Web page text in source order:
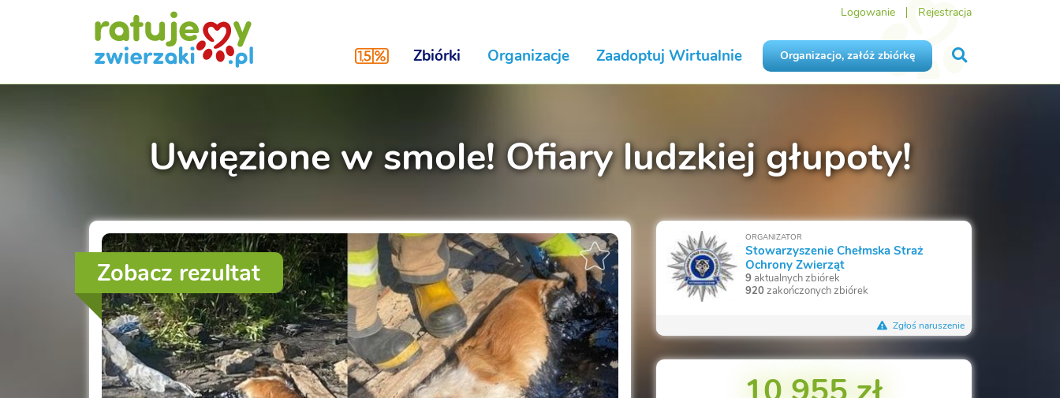
Logowanie Rejestracja
Zbiórki Organizacje Zaadoptuj Wirtualnie Organizacjo, załóż zbiórkę
Uwięzione w smole! Ofiary ludzkiej głupoty!
Zobacz rezultat
ORGANIZATOR
Stowarzyszenie Chełmska Straż
Ochrony Zwierząt
9aktualnych zbiórek
920zakończonych zbiórek
Zgłoś naruszenie